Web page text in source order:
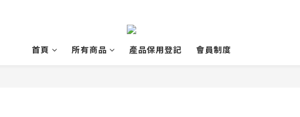
首頁 所有商品 產品保用登記 會員制度